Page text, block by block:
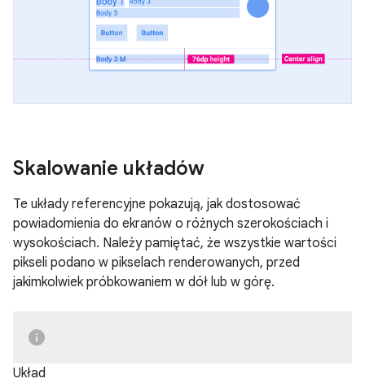
Skalowanie układów
Te układy referencyjne pokazują, jak dostosować
powiadomienia do ekranów o różnych szerokościach i
wysokościach. Należy pamiętać, że wszystkie wartości
pikseli podano w pikselach renderowanych, przed
jakimkolwiek próbkowaniem w dół lub w górę.
Układ